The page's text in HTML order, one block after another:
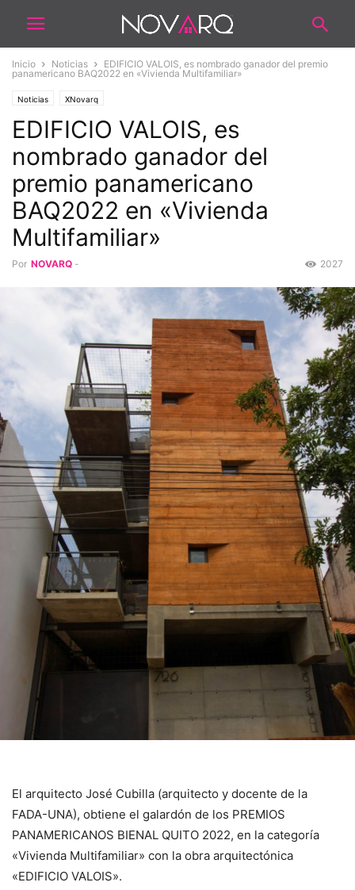
Inicio Noticias
EDIFICIO VALOIS, es nombrado ganador del premio
panamericano BAQ2022 en «Vivienda Multifamiliar»
Noticias XNovarq
EDIFICIO VALOIS, es
nombrado ganador del
premio panamericano
BAQ2022 en «Vivienda
Multifamiliar»
Por NOVARQ - 2027
El arquitecto José Cubilla (arquitecto y docente de la
FADA-UNA), obtiene el galardón de los PREMIOS
PANAMERICANOS BIENAL QUITO 2022, en la categoría
«Vivienda Multifamiliar» con la obra arquitectónica
«EDIFICIO VALOIS».